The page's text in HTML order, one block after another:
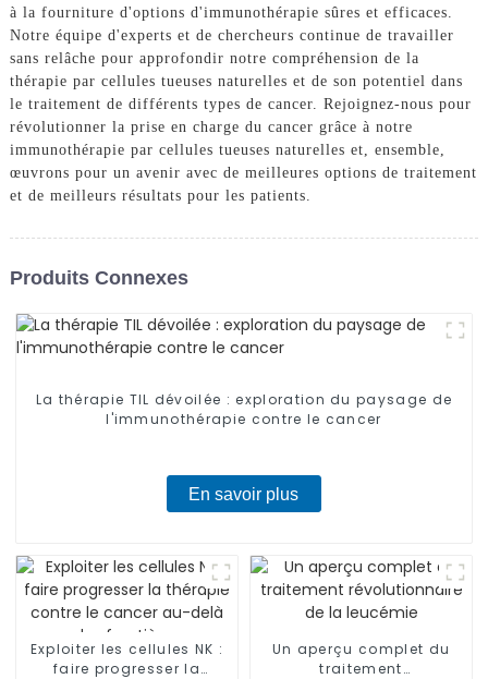
à la fourniture d'options d'immunothérapie sûres et efficaces.
Notre équipe d'experts et de chercheurs continue de travailler
sans relâche pour approfondir notre compréhension de la
thérapie par cellules tueuses naturelles et de son potentiel dans
le traitement de différents types de cancer. Rejoignez-nous pour
révolutionner la prise en charge du cancer grâce à notre
immunothérapie par cellules tueuses naturelles et, ensemble,
œuvrons pour un avenir avec de meilleures options de traitement
et de meilleurs résultats pour les patients.
Produits Connexes
La thérapie TIL dévoilée : exploration du paysage de
l'immunothérapie contre le cancer
En savoir plus
Exploiter les cellules NK :
faire progresser la
Un aperçu complet du
traitement